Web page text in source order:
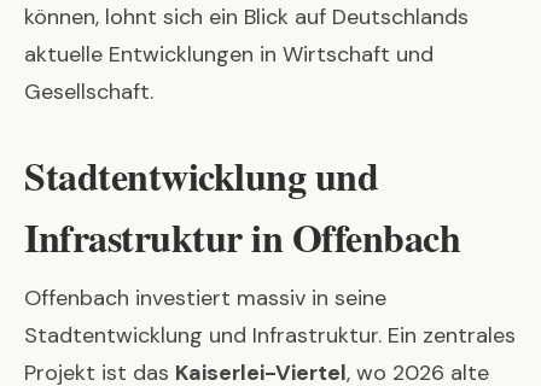
können, lohnt sich ein Blick auf Deutschlands
aktuelle Entwicklungen in Wirtschaft und
Gesellschaft.
Stadtentwicklung und
Infrastruktur in Offenbach
Offenbach investiert massiv in seine
Stadtentwicklung und Infrastruktur. Ein zentrales
Projekt ist das Kaiserlei-Viertel, wo 2026 alte